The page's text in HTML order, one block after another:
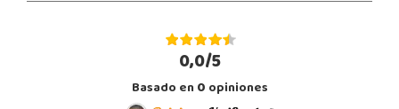
0,0/5
Basado en0opiniones